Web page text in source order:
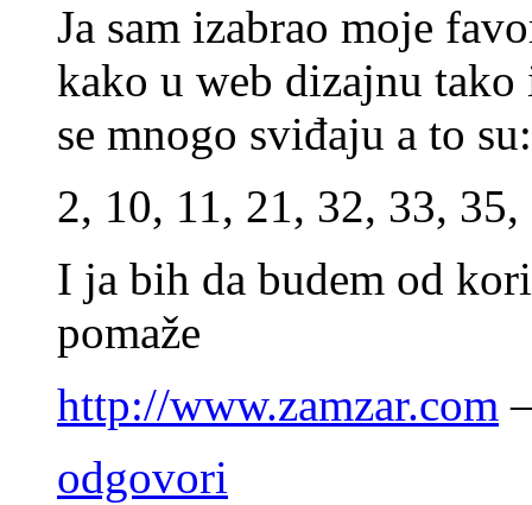
Ja sam izabrao moje
kako u web dizajnu
se mnogo sviđaju a to su:
2, 10, 11, 21, 32, 33, 35,
I ja bih da budem od
pomaže
http://www.zamzar.com
odgovori